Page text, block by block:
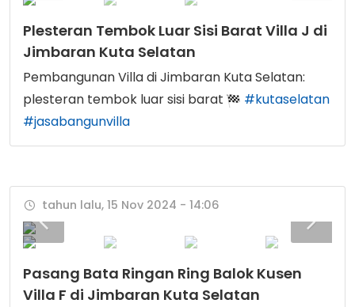
Plesteran Tembok Luar Sisi Barat Villa J di
Jimbaran Kuta Selatan
Pembangunan Villa di Jimbaran Kuta Selatan:
plesteran tembok luar sisi barat
#kutaselatan
#jasabangunvilla
tahun lalu, 15 Nov 2024 - 14:06
Pasang Bata Ringan Ring Balok Kusen
Villa F di Jimbaran Kuta Selatan